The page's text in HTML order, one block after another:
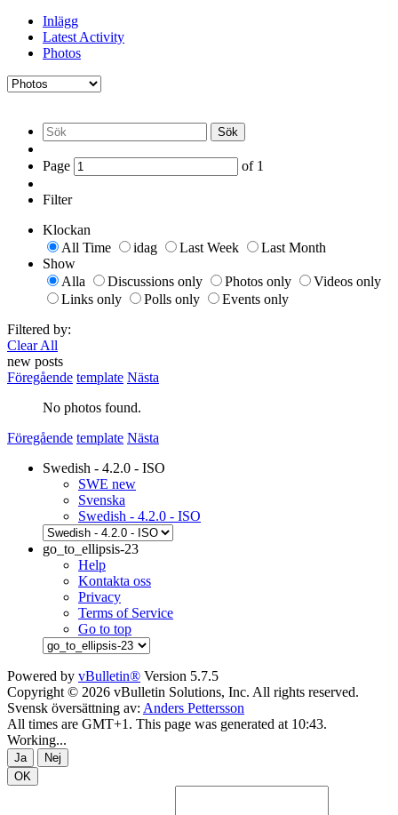
Inlägg
Latest Activity
Photos
Sök
Page of 1
Filter
Klockan
All Time
idag Last Week
Last Month
Show
Alla
Discussions only Photos only
Videos only
Links only
Polls only
Events only
Filtered by:
Clear All
new posts
Föregående template Nästa
No photos found.
Föregående template Nästa
Swedish - 4.2.0 - ISO
SWE new
Svenska
Swedish - 4.2.0 - ISO
go_to_ellipsis-23
Help
Kontakta oss
Privacy
Terms of Service
Go to top
Powered by vBulletin® Version 5.7.5
Copyright © 2026 vBulletin Solutions, Inc. All rights reserved.
Svensk översättning av: Anders Pettersson
All times are GMT+1. This page was generated at 10:43.
Working...
Ja
Nej
OK